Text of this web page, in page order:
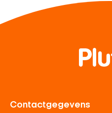
Contactgegevens